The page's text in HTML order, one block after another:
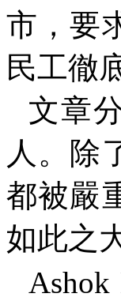
市，要
民工徹
文章
人。除
都被嚴
如此之
Ashok